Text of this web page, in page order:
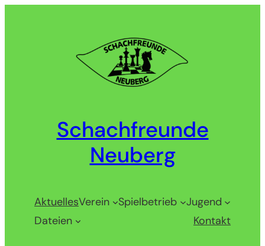
Schachfreunde
Neuberg
AktuellesVerein Spielbetrieb
Jugend
Dateien
Kontakt